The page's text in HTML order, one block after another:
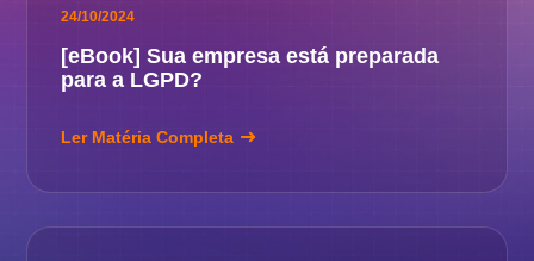
24/10/2024
[eBook] Sua empresa está preparada
para a LGPD?
Ler Matéria Completa